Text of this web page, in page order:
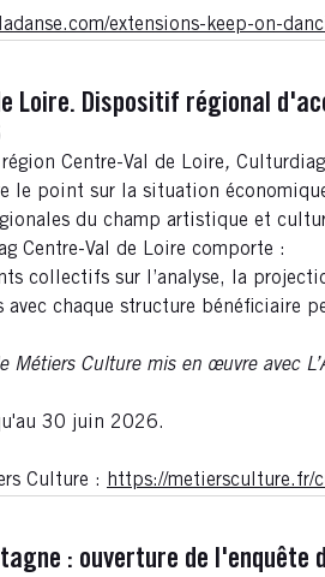
extensions-keep-on-
Loire. Dispositif régional
Centre-Val de Loire,
le point sur la situation
du champ artistique et
Centre-Val de Loire comporte :
collectifs sur l’analyse, la
chaque structure bénéficiaire
Culture mis en œuvre avec
30 juin 2026.
Culture : https://metiersculture.fr/
: ouverture de